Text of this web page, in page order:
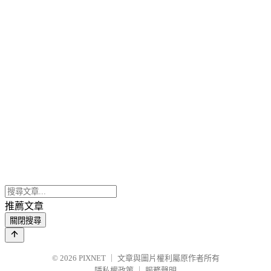
推薦文章
關閉搜尋
© 2026 PIXNET
文章與圖片權利屬原作者所有